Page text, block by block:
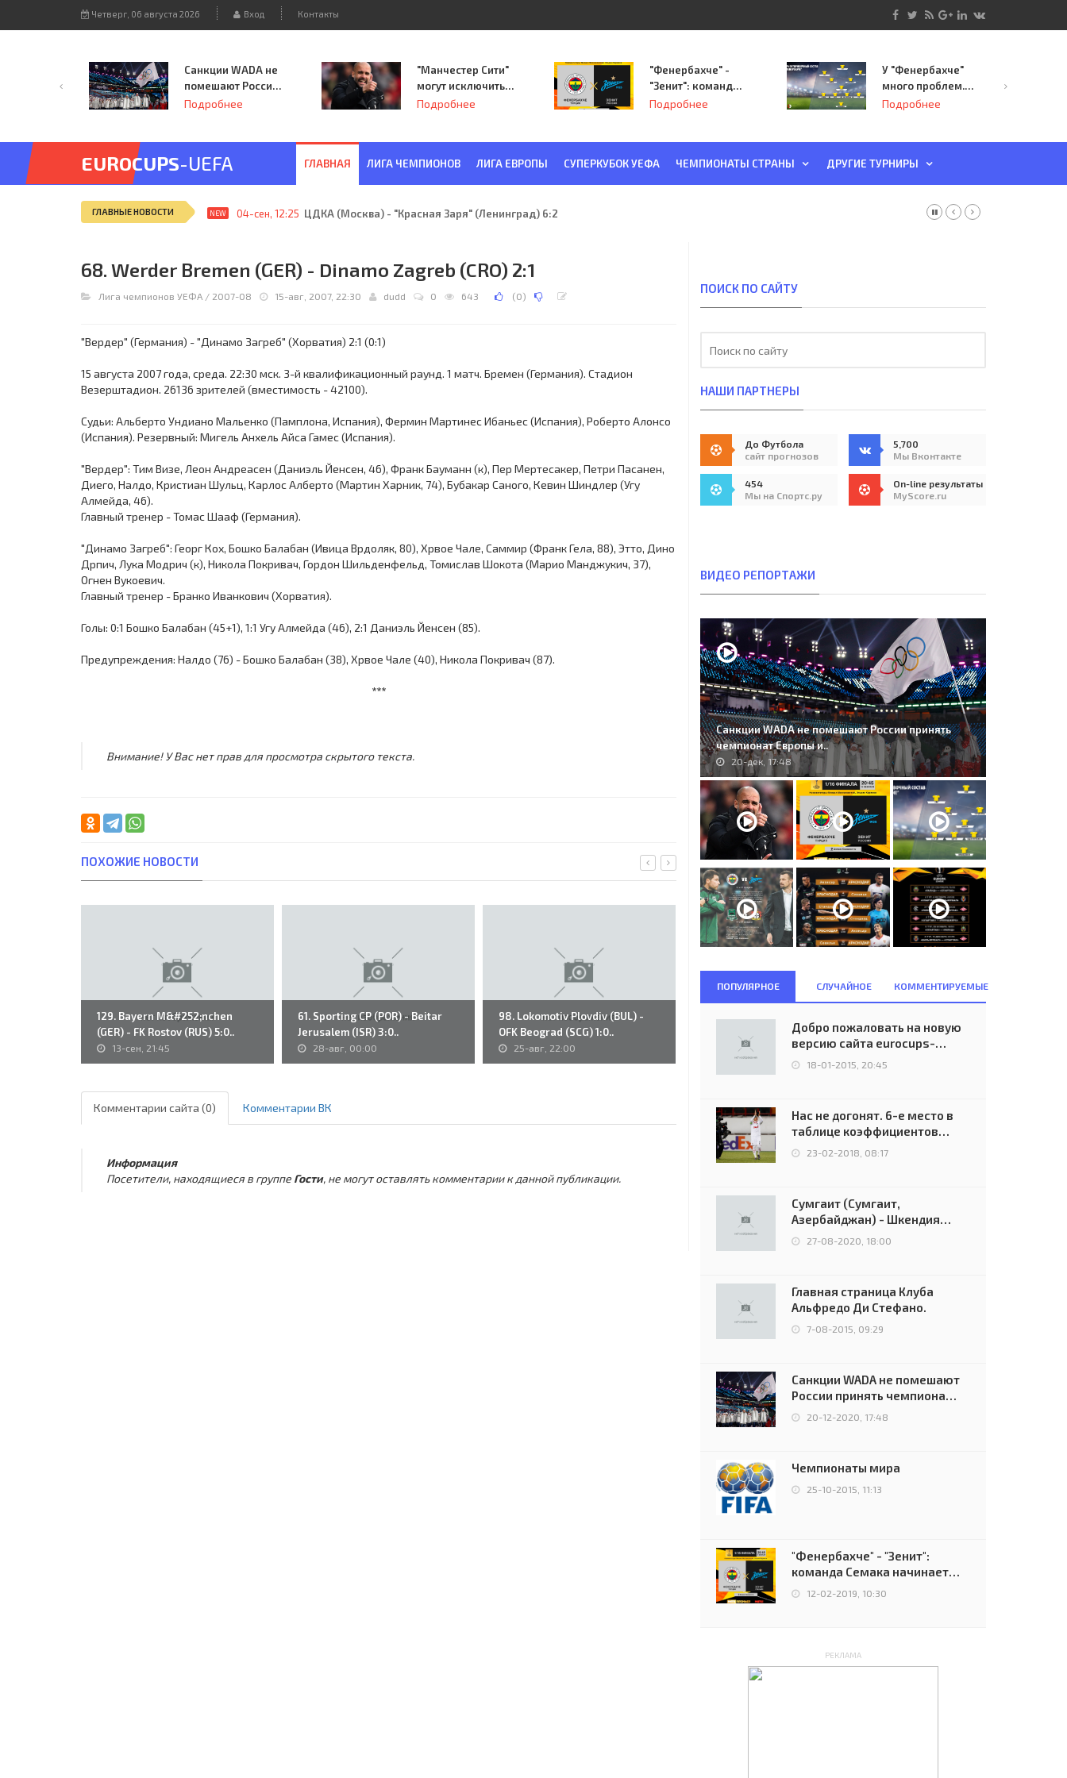
Четверг, 06 августа 2026 Вход Контакты
Санкции WADA не
помешают России
принять
Подробнее
"Манчестер Сити"
могут исключить
из Лиги
Подробнее
"Фенербахче" -
"Зенит": команда
Семака начинает
Подробнее
У "Фенербахче"
много проблем.
Но он опасен для
Подробнее
EUROCUPS-UEFA ГЛАВНАЯ ЛИГА ЧЕМПИОНОВ ЛИГА ЕВРОПЫ СУПЕРКУБОК УЕФА ЧЕМПИОНАТЫ СТРАНЫ ДРУГИЕ ТУРНИРЫ
ГЛАВНЫЕ НОВОСТИ NEW 04-сен, 12:25 ЦДКА (Москва) - "Красная Заря" (Ленинград) 6:2
68. Werder Bremen (GER) - Dinamo Zagreb (CRO) 2:1
Лига чемпионов УЕФА / 2007-08 15-авг, 2007, 22:30 dudd 0 643 (0)
"Вердер" (Германия) - "Динамо Загреб" (Хорватия) 2:1 (0:1)
15 августа 2007 года, среда. 22:30 мск. 3-й квалификационный раунд. 1 матч. Бремен (Германия). Стадион
Везерштадион. 26136 зрителей (вместимость - 42100).
Судьи: Альберто Ундиано Мальенко (Памплона, Испания), Фермин Мартинес Ибаньес (Испания), Роберто Алонсо
(Испания). Резервный: Мигель Анхель Айса Гамес (Испания).
"Вердер": Тим Визе, Леон Андреасен (Даниэль Йенсен, 46), Франк Бауманн (к), Пер Мертеcакер, Петри Пасанен,
Диего, Налдо, Кристиан Шульц, Карлос Алберто (Мартин Харник, 74), Бубакар Саного, Кевин Шиндлер (Угу
Алмейда, 46).
Главный тренер - Томас Шааф (Германия).
"Динамо Загреб": Георг Кох, Бошко Балабан (Ивица Врдоляк, 80), Хрвое Чале, Саммир (Франк Гела, 88), Этто, Дино
Дрпич, Лука Модрич (к), Никола Покривач, Гордон Шильденфельд, Томислав Шокота (Марио Манджукич, 37),
Огнен Вукоевич.
Главный тренер - Бранко Иванкович (Хорватия).
Голы: 0:1 Бошко Балабан (45+1), 1:1 Угу Алмейда (46), 2:1 Даниэль Йенсен (85).
Предупреждения: Налдо (76) - Бошко Балабан (38), Хрвое Чале (40), Никола Покривач (87).
***
Внимание! У Вас нет прав для просмотра скрытого текста.
ПОХОЖИЕ НОВОСТИ
129. Bayern M&#252;nchen
(GER) - FK Rostov (RUS) 5:0..
13-сен, 21:45
61. Sporting CP (POR) - Beitar
Jerusalem (ISR) 3:0..
28-авг, 00:00
98. Lokomotiv Plovdiv (BUL) -
OFK Beograd (SCG) 1:0..
25-авг, 22:00
Vorskla Poltava (UKR) 0:2..
14-июл, 22:45
Glentoran F.C. Belfast (NIR) 1:1..
24-окт, 09:57
Комментарии сайта (0) Комментарии ВК
Информация
Посетители, находящиеся в группе Гости, не могут оставлять комментарии к данной публикации.
ПОИСК ПО САЙТУ
НАШИ ПАРТНЕРЫ
До Футбола
сайт прогнозов
5,700
Мы Вконтакте
454
Мы на Спортс.ру
On-line результаты
MyScore.ru
ВИДЕО РЕПОРТАЖИ
Санкции WADA не помешают России принять
чемпионат Европы и..
20-дек, 17:48
ПОПУЛЯРНОЕ СЛУЧАЙНОЕ КОММЕНТИРУЕМЫЕ
Добро пожаловать на новую
версию сайта eurocups-
uefa.ru
18-01-2015, 20:45
Нас не догонят. 6-е место в
таблице коэффициентов
УЕФА остаётся за Россией
23-02-2018, 08:17
Сумгаит (Сумгаит,
Азербайджан) - Шкендия
(Тетово, Северная
Македония) - 0:2 (0:0)
27-08-2020, 18:00
Главная страница Клуба
Альфредо Ди Стефано.
7-08-2015, 09:29
Санкции WADA не помешают
России принять чемпионат
Европы и финал Лиги
чемпионов.
20-12-2020, 17:48
Чемпионаты мира
25-10-2015, 11:13
"Фенербахче" - "Зенит":
команда Семака начинает
путь в плей-офф Лиги
12-02-2019, 10:30
РЕКЛАМА